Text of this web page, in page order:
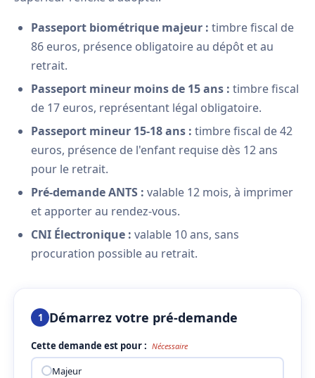
Passeport biométrique majeur : timbre fiscal de
86 euros, présence obligatoire au dépôt et au
retrait.
Passeport mineur moins de 15 ans : timbre fiscal
de 17 euros, représentant légal obligatoire.
Passeport mineur 15-18 ans : timbre fiscal de 42
euros, présence de l'enfant requise dès 12 ans
pour le retrait.
Pré-demande ANTS : valable 12 mois, à imprimer
et apporter au rendez-vous.
CNI Électronique : valable 10 ans, sans
procuration possible au retrait.
1 Démarrez votre pré-demande
Cette demande est pour : Nécessaire
Majeur